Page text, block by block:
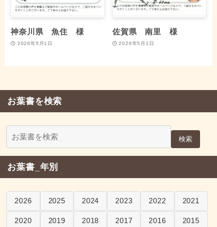
神奈川県 魚住 様
2026年5月1日
佐賀県 南里 様
2026年5月1日
お葉書を検索
検索
お葉書_年別
2026 2025 2024 2023 2022 2021
2020 2019 2018 2017 2016 2015